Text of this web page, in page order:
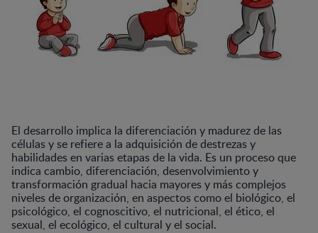
El desarrollo implica la diferenciación y madurez de las
células y se refiere a la adquisición de destrezas y
habilidades en varias etapas de la vida. Es un proceso que
indica cambio, diferenciación, desenvolvimiento y
transformación gradual hacia mayores y más complejos
niveles de organización, en aspectos como el biológico, el
psicológico, el cognoscitivo, el nutricional, el ético, el
sexual, el ecológico, el cultural y el social.